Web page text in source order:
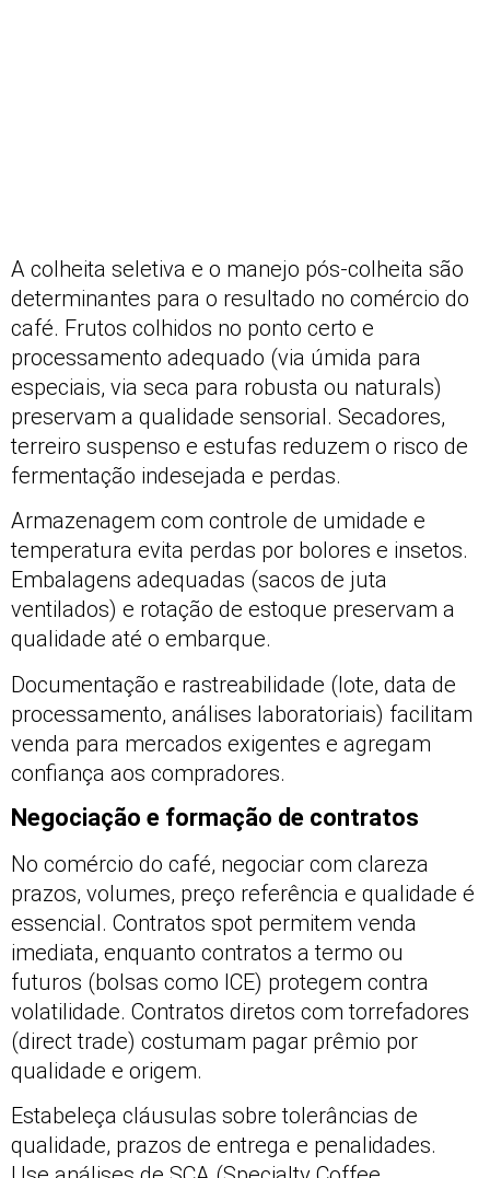
A colheita seletiva e o manejo pós-colheita são
determinantes para o resultado no comércio do
café. Frutos colhidos no ponto certo e
processamento adequado (via úmida para
especiais, via seca para robusta ou naturals)
preservam a qualidade sensorial. Secadores,
terreiro suspenso e estufas reduzem o risco de
fermentação indesejada e perdas.
Armazenagem com controle de umidade e
temperatura evita perdas por bolores e insetos.
Embalagens adequadas (sacos de juta
ventilados) e rotação de estoque preservam a
qualidade até o embarque.
Documentação e rastreabilidade (lote, data de
processamento, análises laboratoriais) facilitam
venda para mercados exigentes e agregam
confiança aos compradores.
Negociação e formação de contratos
No comércio do café, negociar com clareza
prazos, volumes, preço referência e qualidade é
essencial. Contratos spot permitem venda
imediata, enquanto contratos a termo ou
futuros (bolsas como ICE) protegem contra
volatilidade. Contratos diretos com torrefadores
(direct trade) costumam pagar prêmio por
qualidade e origem.
Estabeleça cláusulas sobre tolerâncias de
qualidade, prazos de entrega e penalidades.